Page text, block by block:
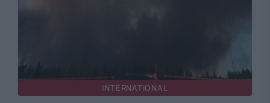
INTERNATIONAL